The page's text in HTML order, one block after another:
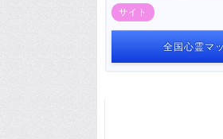
サイト
全国心霊マ